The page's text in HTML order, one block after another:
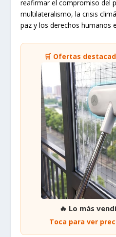
reafirmar el compromiso del
multilateralismo, la crisis
paz y los derechos humanos
🛒 Ofertas
🔥 Lo más
Toca para ver